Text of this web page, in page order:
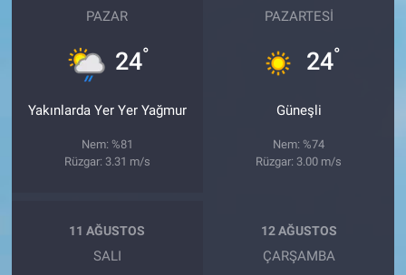
PAZAR
24°
Yakınlarda Yer Yer Yağmur
Nem: %81
Rüzgar: 3.31 m/s
PAZARTESI
24°
Güneşli
Nem: %74
Rüzgar: 3.00 m/s
11 AĞUSTOS
SALI
12 AĞUSTOS
ÇARŞAMBA